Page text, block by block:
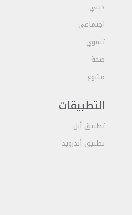
ديني
اجتماعي
تنموي
صحة
متنوع
التطبيقات
تطبيق أبل
تطبيق أندرويد